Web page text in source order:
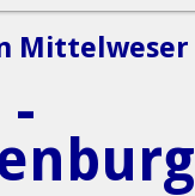
Mittelweser
-